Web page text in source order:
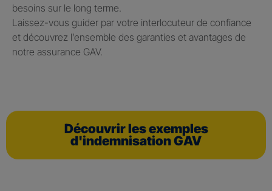
besoins sur le long terme.
Laissez-vous guider par votre interlocuteur de confiance
et découvrez l’ensemble des garanties et avantages de
notre assurance GAV.
Découvrir les exemples
d'indemnisation GAV